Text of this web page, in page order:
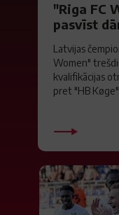
"Riga FC
pasvīst
Latvijas
Women"
kvalifikācijas
pret "HB